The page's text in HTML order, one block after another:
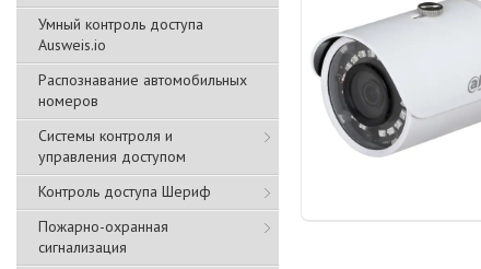
Умный контроль доступа
Ausweis.io
Распознавание автомобильных
номеров
Системы контроля и
управления доступом
Контроль доступа Шериф
Пожарно-охранная
сигнализация